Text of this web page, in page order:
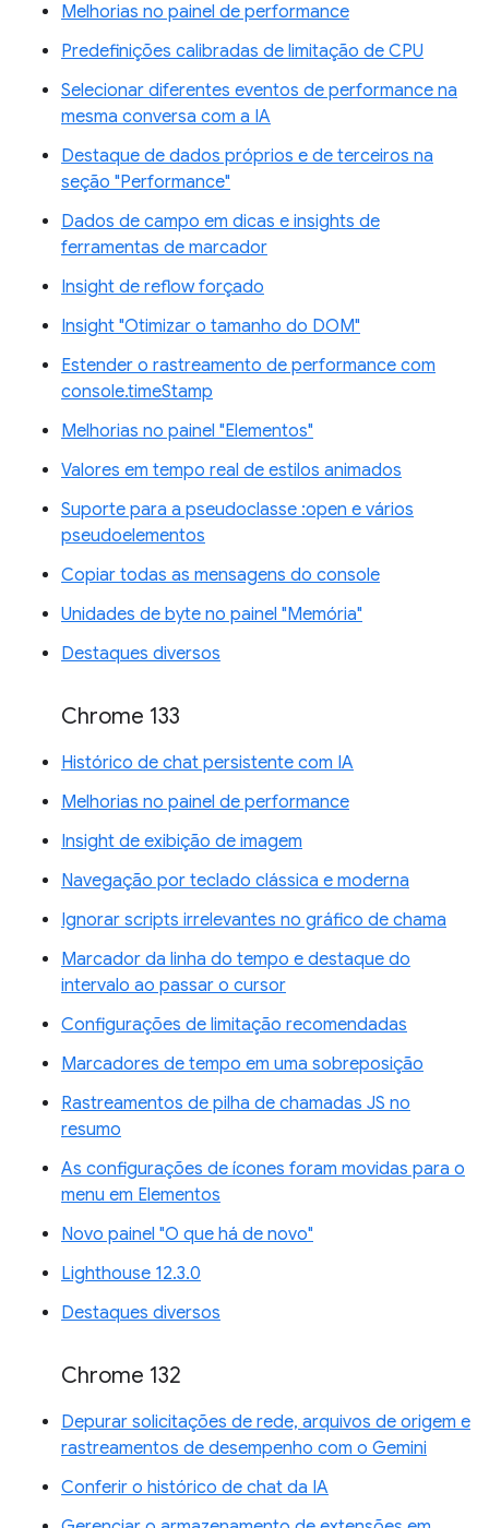
Melhorias no painel de performance
Predefinições calibradas de limitação de CPU
Selecionar diferentes eventos de performance na
mesma conversa com a IA
Destaque de dados próprios e de terceiros na
seção "Performance"
Dados de campo em dicas e insights de
ferramentas de marcador
Insight de reflow forçado
Insight "Otimizar o tamanho do DOM"
Estender o rastreamento de performance com
console.timeStamp
Melhorias no painel "Elementos"
Valores em tempo real de estilos animados
Suporte para a pseudoclasse :open e vários
pseudoelementos
Copiar todas as mensagens do console
Unidades de byte no painel "Memória"
Destaques diversos
Chrome 133
Histórico de chat persistente com IA
Melhorias no painel de performance
Insight de exibição de imagem
Navegação por teclado clássica e moderna
Ignorar scripts irrelevantes no gráfico de chama
Marcador da linha do tempo e destaque do
intervalo ao passar o cursor
Configurações de limitação recomendadas
Marcadores de tempo em uma sobreposição
Rastreamentos de pilha de chamadas JS no
resumo
As configurações de ícones foram movidas para o
menu em Elementos
Novo painel "O que há de novo"
Lighthouse 12.3.0
Destaques diversos
Chrome 132
Depurar solicitações de rede, arquivos de origem e
rastreamentos de desempenho com o Gemini
Conferir o histórico de chat da IA